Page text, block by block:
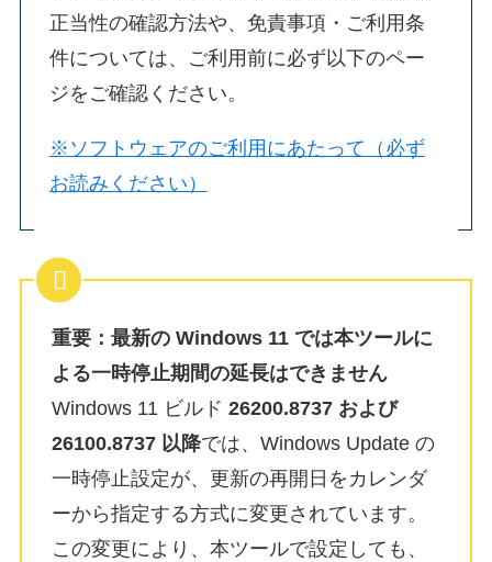
正当性の確認方法や、免責事項・ご利用条
件については、ご利用前に必ず以下のペー
ジをご確認ください。
※ソフトウェアのご利用にあたって（必ず
お読みください）
重要：最新の Windows 11 では本ツールに
よる一時停止期間の延長はできません
Windows 11 ビルド 26200.8737 および
26100.8737 以降では、Windows Update の
一時停止設定が、更新の再開日をカレンダ
ーから指定する方式に変更されています。
この変更により、本ツールで設定しても、